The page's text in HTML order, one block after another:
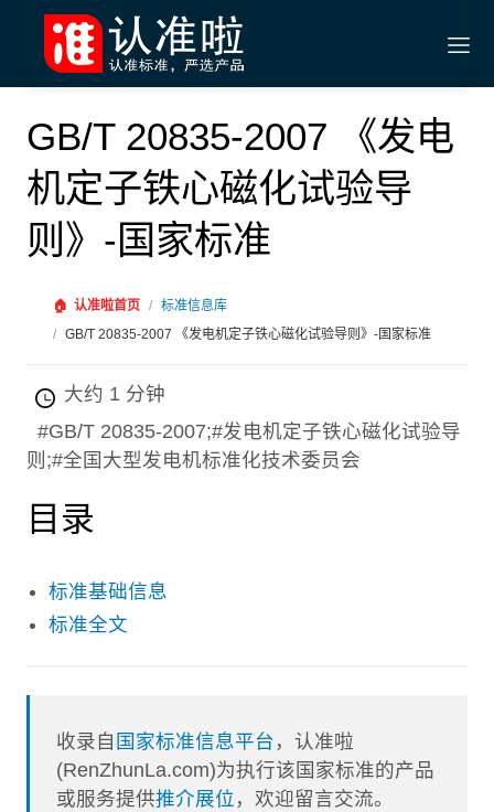
GB/T 20835-2007 《发电
机定子铁心磁化试验导
则》-国家标准
🏠 认准啦首页 / 标准信息库
/ GB/T 20835-2007 《发电机定子铁心磁化试验导则》-国家标准
大约 1 分钟
#GB/T 20835-2007;#发电机定子铁心磁化试验导
则;#全国大型发电机标准化技术委员会
目录
标准基础信息
标准全文
收录自 国家标准信息平台 ，认准啦
(RenZhunLa.com)为执行该国家标准的产品
或服务提供推介展位 ，欢迎留言交流。